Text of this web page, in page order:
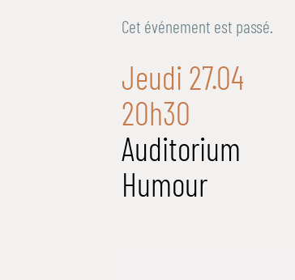
Cet événement est passé.
Jeudi 27.04
20h30
Auditorium
Humour